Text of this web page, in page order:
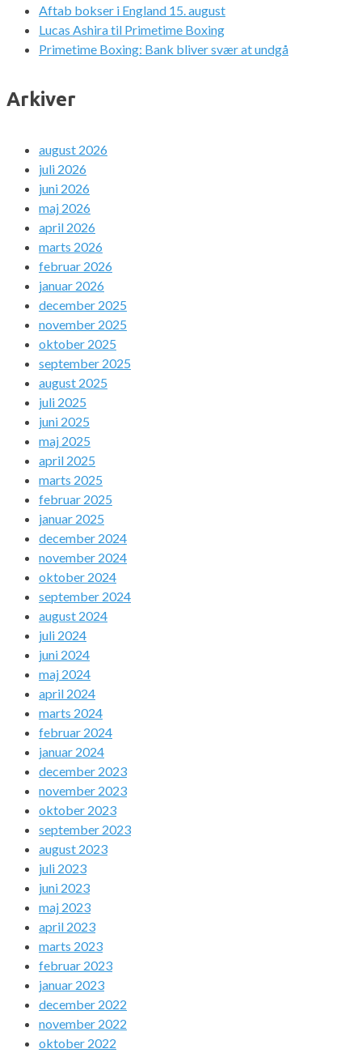
Aftab bokser i England 15. august
Lucas Ashira til Primetime Boxing
Primetime Boxing: Bank bliver svær at undgå
Arkiver
august 2026
juli 2026
juni 2026
maj 2026
april 2026
marts 2026
februar 2026
januar 2026
december 2025
november 2025
oktober 2025
september 2025
august 2025
juli 2025
juni 2025
maj 2025
april 2025
marts 2025
februar 2025
januar 2025
december 2024
november 2024
oktober 2024
september 2024
august 2024
juli 2024
juni 2024
maj 2024
april 2024
marts 2024
februar 2024
januar 2024
december 2023
november 2023
oktober 2023
september 2023
august 2023
juli 2023
juni 2023
maj 2023
april 2023
marts 2023
februar 2023
januar 2023
december 2022
november 2022
oktober 2022